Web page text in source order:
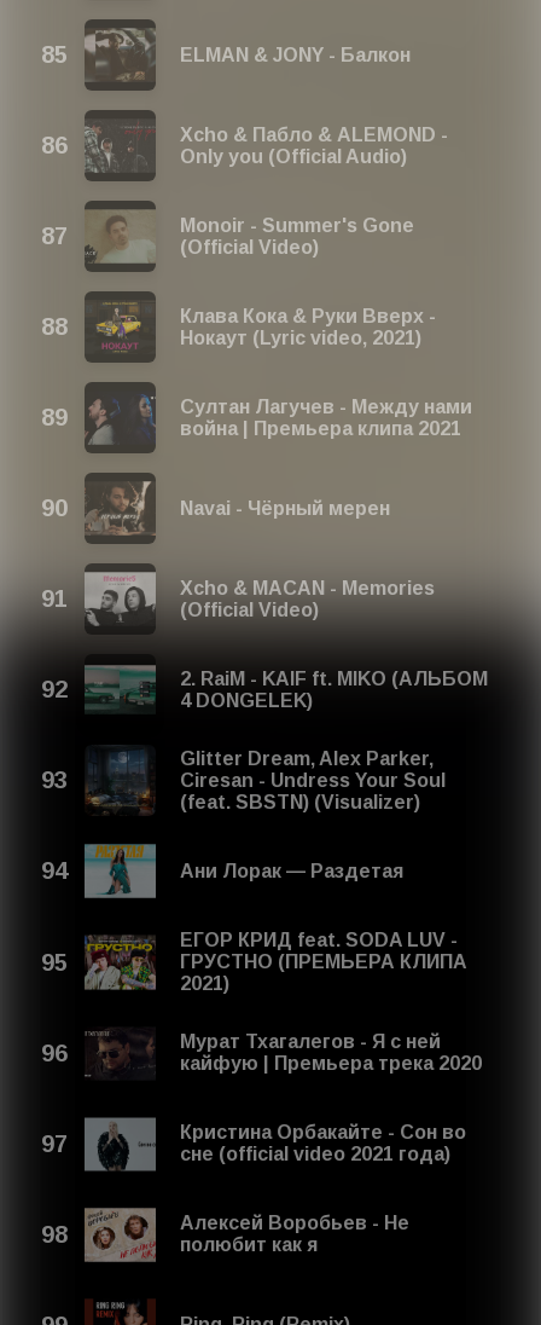
ELMAN & JONY - Балкон
Xcho & Пабло & ALEMOND -
Only you (Official Audio)
Monoir - Summer's Gone
(Official Video)
Клава Кока & Руки Вверх -
Нокаут (Lyric video, 2021)
Султан Лагучев - Между нами
война | Премьера клипа 2021
Navai - Чёрный мерен
Xcho & MACAN - Memories
(Official Video)
2. RaiM - KAIF ft. MIKO (АЛЬБОМ
4 DONGELEK)
Glitter Dream, Alex Parker,
Ciresan - Undress Your Soul
(feat. SBSTN) (Visualizer)
Ани Лорак — Раздетая
ЕГОР КРИД feat. SODA LUV -
ГРУСТНО (ПРЕМЬЕРА КЛИПА
2021)
Мурат Тхагалегов - Я с ней
кайфую | Премьера трека 2020
Кристина Орбакайте - Сон во
сне (official video 2021 года)
Алексей Воробьев - Не
полюбит как я